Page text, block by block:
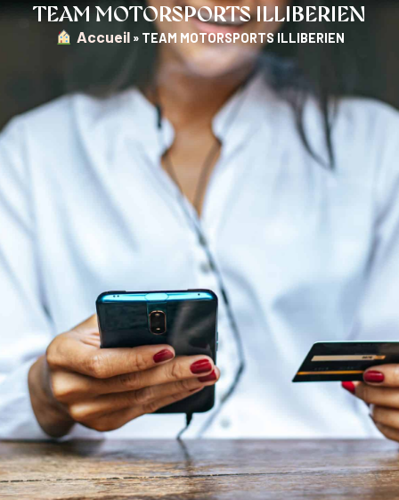
TEAM MOTORSPORTS ILLIBERIEN
︎ Accueil » TEAM MOTORSPORTS ILLIBERIEN